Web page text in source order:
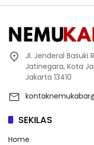
Jl. Jenderal
Jatinegara, Kota
Jakarta 13410
SEKILAS
Home